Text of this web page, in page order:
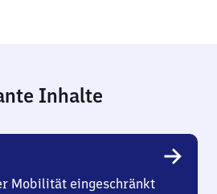
Inhalte
Mobilität eingeschränkt